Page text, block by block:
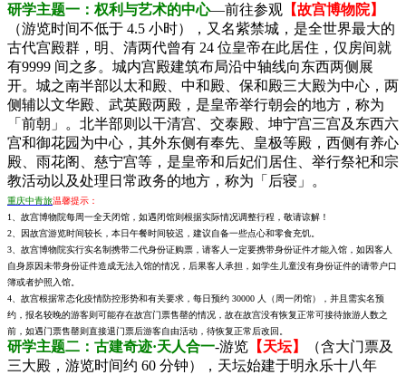
研学主题一：权利与艺术的中心—前往参观 【故宫博物院】
（游览时间不低于 4.5 小时），又名紫禁城，是全世界最大的
古代宫殿群，明、清两代曾有 24 位皇帝在此居住，仅房间就
有9999 间之多。城内宫殿建筑布局沿中轴线向东西两侧展
开。城之南半部以太和殿、中和殿、保和殿三大殿为中心，两
侧辅以文华殿、武英殿两殿，是皇帝举行朝会的地方，称为
「前朝」。北半部则以干清宫、交泰殿、坤宁宫三宫及东西六
宫和御花园为中心，其外东侧有奉先、皇极等殿，西侧有养心
殿、雨花阁、慈宁宫等，是皇帝和后妃们居住、举行祭祀和宗
教活动以及处理日常政务的地方，称为「后寝」。
重庆中青旅温馨提示：
1、故宫博物院每周一全天闭馆，如遇闭馆则根据实际情况调整行程，敬请谅解！
2、因故宫游览时间较长，本日午餐时间较迟，建议自备一些点心和零食充饥。
3、故宫博物院实行实名制携带二代身份证购票，请客人一定要携带身份证件才能入馆，如因客人
自身原因未带身份证件造成无法入馆的情况，后果客人承担，如学生儿童没有身份证件的请带户口
簿或者护照入馆。
4、故宫根据常态化疫情防控形势和有关要求，每日预约 30000 人（周一闭馆），并且需实名预
约，报名较晚的游客则可能存在故宫门票售罄的情况，故在故宫没有恢复正常可接待旅游人数之
前，如遇门票售罄则直接退门票后游客自由活动，待恢复正常后改回。
研学主题二：古建奇迹·天人合一-游览 【天坛】
（含大门票及
三大殿，游览时间约 60 分钟），天坛始建于明永乐十八年